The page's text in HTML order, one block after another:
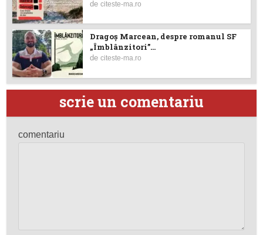
deciteste-ma.ro
Dragoş Marcean, despre romanul SF
„Îmblânzitori”...
deciteste-ma.ro
scrie un comentariu
comentariu